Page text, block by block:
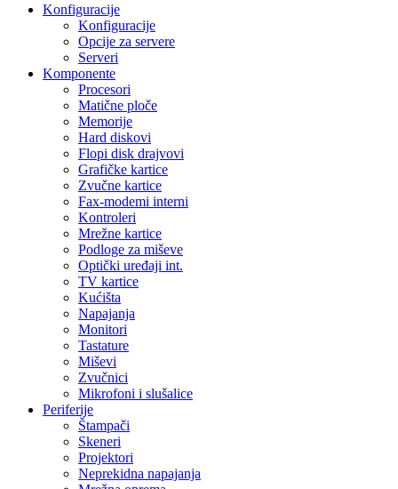
Konfiguracije
Konfiguracije
Opcije za servere
Serveri
Komponente
Procesori
Matične ploče
Memorije
Hard diskovi
Flopi disk drajvovi
Grafičke kartice
Zvučne kartice
Fax-modemi interni
Kontroleri
Mrežne kartice
Podloge za miševe
Optički uređaji int.
TV kartice
Kućišta
Napajanja
Monitori
Tastature
Miševi
Zvučnici
Mikrofoni i slušalice
Periferije
Štampači
Skeneri
Projektori
Neprekidna napajanja